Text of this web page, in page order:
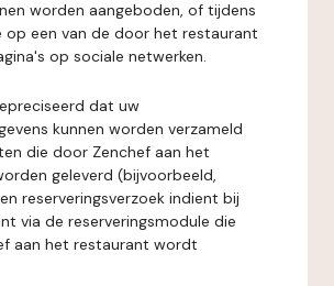
worden aangeboden, of tijdens
op een van de door het restaurant
op sociale netwerken.
dat uw
kunnen worden verzameld
die door Zenchef aan het
geleverd (bijvoorbeeld,
reserveringsverzoek indient bij
via de reserveringsmodule die
aan het restaurant wordt